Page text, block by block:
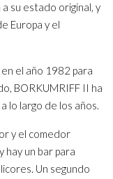
su estado original, y
Europa y el
el año 1982 para
BORKUMRIFF II ha
lo largo de los años.
y el comedor
hay un bar para
Un segundo